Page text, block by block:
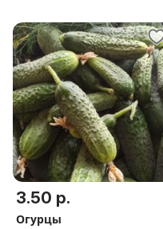
3.50 р.
Огурцы